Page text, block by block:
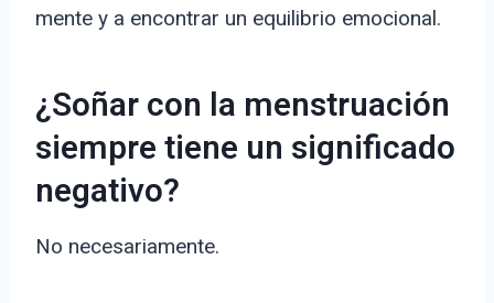
mente y a encontrar un equilibrio emocional.
¿Soñar con la menstruación
siempre tiene un significado
negativo?
No necesariamente.